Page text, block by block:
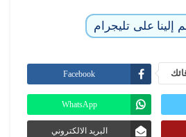
إلينا على تليجرام
Facebook
WhatsApp
البريد الالكتروني